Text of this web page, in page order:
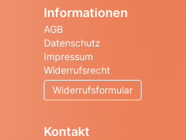
Informationen
AGB
Datenschutz
Impressum
Widerrufsrecht
Widerrufsformular
Kontakt